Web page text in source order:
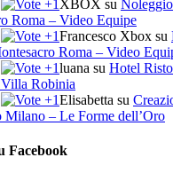
XBOX su
Roma – Video Equipe
Francesco Xbox su
Roma – Video
luana su Hotel
Robinia
Elisabetta su
Milano – Le Forme dell’Oro
Facebook